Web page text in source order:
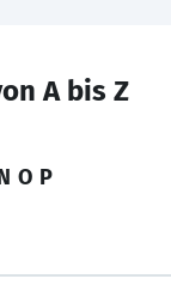
A bis Z
O P